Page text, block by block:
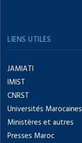
LIENS UTILES
JAMIATI
IMIST
CNRST
Universités Marocaines
Ministères et autres
Presses Maroc